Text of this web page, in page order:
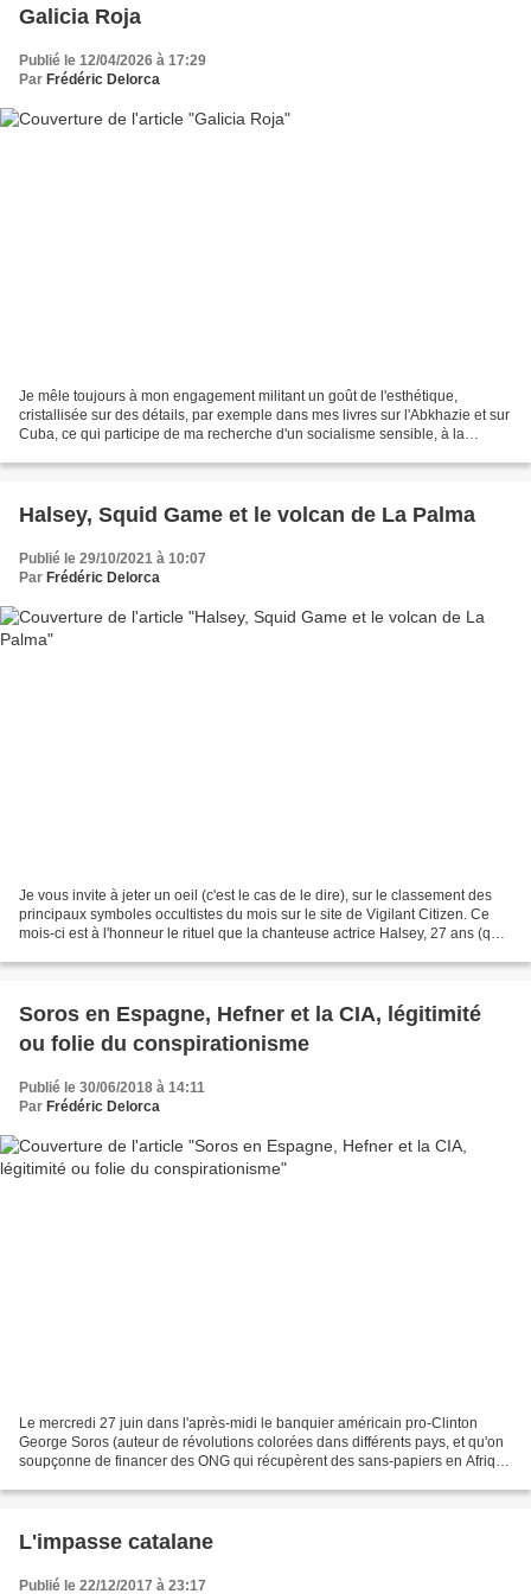
Galicia Roja
Publié le 12/04/2026 à 17:29
Par Frédéric Delorca
Je mêle toujours à mon engagement militant un goût de l'esthétique,
cristallisée sur des détails, par exemple dans mes livres sur l'Abkhazie et sur
Cuba, ce qui participe de ma recherche d'un socialisme sensible, à la
Halsey, Squid Game et le volcan de La Palma
Publié le 29/10/2021 à 10:07
Par Frédéric Delorca
Je vous invite à jeter un oeil (c'est le cas de le dire), sur le classement des
principaux symboles occultistes du mois sur le site de Vigilant Citizen. Ce
mois-ci est à l'honneur le rituel que la chanteuse actrice Halsey, 27 ans (qui
Soros en Espagne, Hefner et la CIA, légitimité
ou folie du conspirationisme
Publié le 30/06/2018 à 14:11
Par Frédéric Delorca
Le mercredi 27 juin dans l'après-midi le banquier américain pro-Clinton
George Soros (auteur de révolutions colorées dans différents pays, et qu'on
soupçonne de financer des ONG qui récupèrent des sans-papiers en Afrique
L'impasse catalane
Publié le 22/12/2017 à 23:17